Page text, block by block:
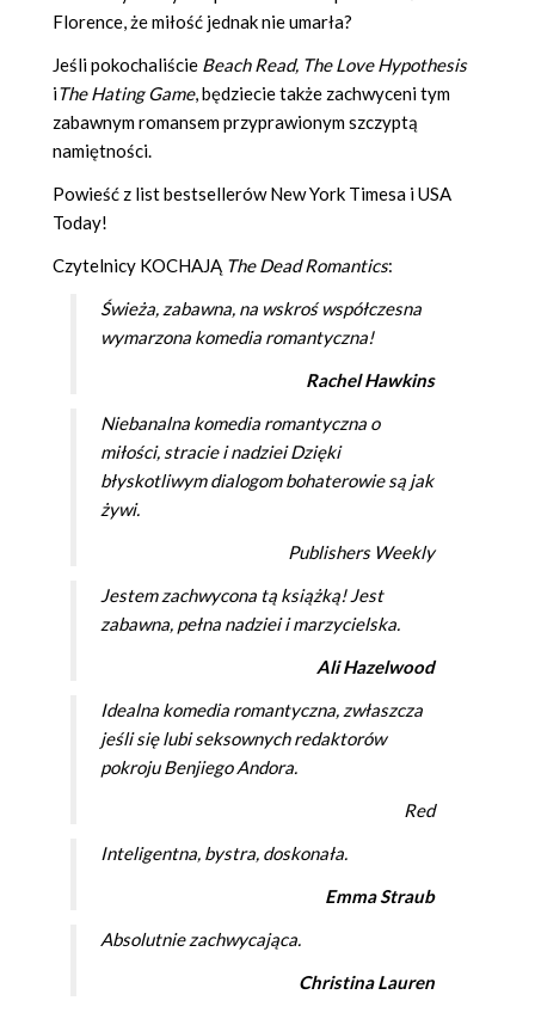
Florence, że miłość jednak nie umarła?
Jeśli pokochaliście Beach Read, The Love Hypothesis
iThe Hating Game, będziecie także zachwyceni tym
zabawnym romansem przyprawionym szczyptą
namiętności.
Powieść z list bestsellerów New York Timesa i USA
Today!
Czytelnicy KOCHAJĄ The Dead Romantics:
Świeża, zabawna, na wskroś współczesna
wymarzona komedia romantyczna!
Rachel Hawkins
Niebanalna komedia romantyczna o
miłości, stracie i nadziei Dzięki
błyskotliwym dialogom bohaterowie są jak
żywi.
Publishers Weekly
Jestem zachwycona tą książką! Jest
zabawna, pełna nadziei i marzycielska.
Ali Hazelwood
Idealna komedia romantyczna, zwłaszcza
jeśli się lubi seksownych redaktorów
pokroju Benjiego Andora.
Red
Inteligentna, bystra, doskonała.
Emma Straub
Absolutnie zachwycająca.
Christina Lauren